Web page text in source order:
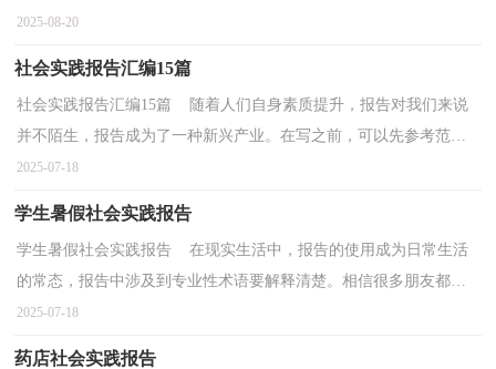
来就毫无头绪？下面是小编为大家整理的敬老院社会实...
2025-08-20
社会实践报告汇编15篇
社会实践报告汇编15篇 随着人们自身素质提升，报告对我们来说
并不陌生，报告成为了一种新兴产业。在写之前，可以先参考范
文，下面是小编整理的社会实践报告，欢迎阅读与收藏。社会...
2025-07-18
学生暑假社会实践报告
学生暑假社会实践报告 在现实生活中，报告的使用成为日常生活
的常态，报告中涉及到专业性术语要解释清楚。相信很多朋友都对
写报告感到非常苦恼吧，下面是小编为大家整理的学生...
2025-07-18
药店社会实践报告